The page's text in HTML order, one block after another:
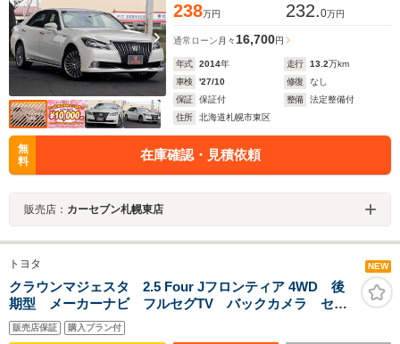
238万円 232.0万円
通常ローン 月々 16,700円
年式 2014年 走行 13.2万km
車検
'27/10 修復
なし
保証
保証付 整備
法定整備付
住所
北海道札幌市東区
無
料
在庫確認・見積依頼
販売店： カーセブン札幌東店
トヨタ NEW
クラウンマジェスタ 2.5 Four Jフロンティア 4WD 後
期型 メーカーナビ フルセグTV バックカメラ セー
フティセンスP レーダークルーズ アダプティブハイビ
ーム スモーキーブラウン革シート シートヒーター
販売店保証 購入プラン付